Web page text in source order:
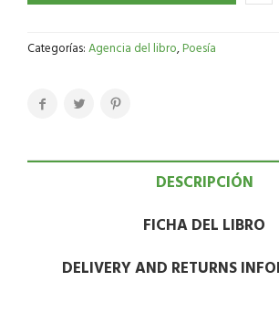
Categorías:Agencia del libro,Poesía
DESCRIPCIÓN
FICHA DEL LIBRO
DELIVERY AND RETURNS